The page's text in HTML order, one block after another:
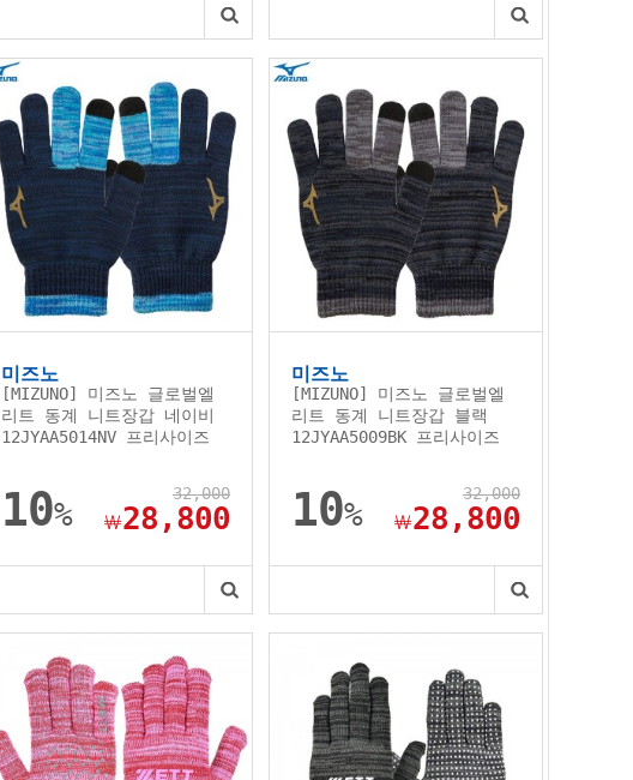
미즈노
[MIZUNO] 미즈노 글로벌엘
리트 동계 니트장갑 네이비
12JYAA5014NV 프리사이즈
10%
32,000
￦28,800
미즈노
[MIZUNO] 미즈노 글로벌엘
리트 동계 니트장갑 블랙
12JYAA5009BK 프리사이즈
10%
32,000
￦28,800